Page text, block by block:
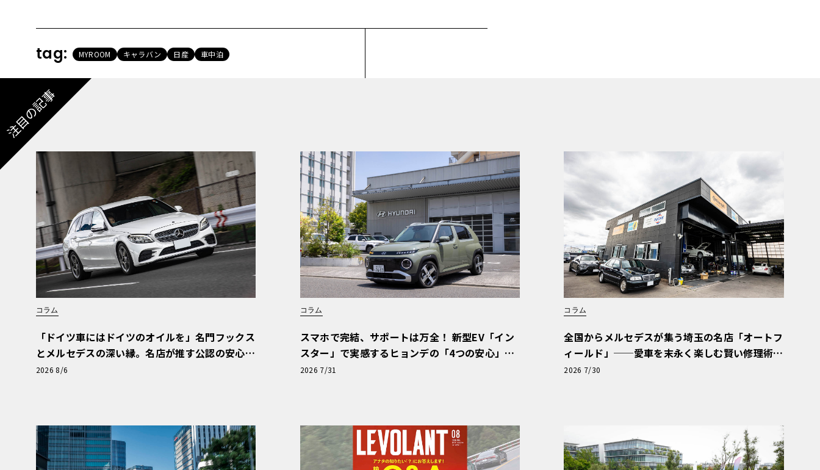
tag: MYROOM キャラバン 日産 車中泊
注目の記事
コラム
「ドイツ車にはドイツのオイルを」名門フックス
とメルセデスの深い縁。名店が推す公認の安心
と、Cクラスで味わうシルキーな走り〈PR〉
2026 8/6
コラム
スマホで完結、サポートは万全！ 新型EV「イン
スター」で実感するヒョンデの「4つの安心」
【第1回・ヒョンデ6つの疑問：Why? Hyunda
2026 7/31
コラム
全国からメルセデスが集う埼玉の名店「オートフ
ィールド」──愛車を末永く楽しむ賢い修理術
と、プロがフックス製オイルを選ぶ理由〈PR〉
2026 7/30